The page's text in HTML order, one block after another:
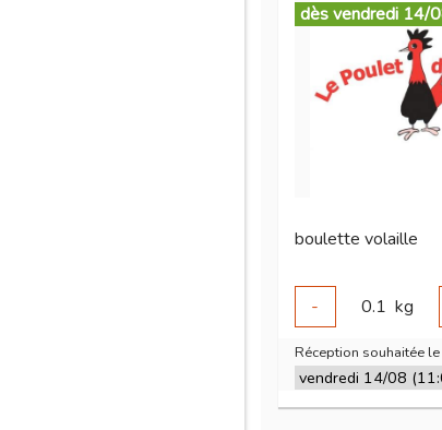
dès vendredi 14/
boulette volaille
-
0.1 kg
Réception souhaitée le